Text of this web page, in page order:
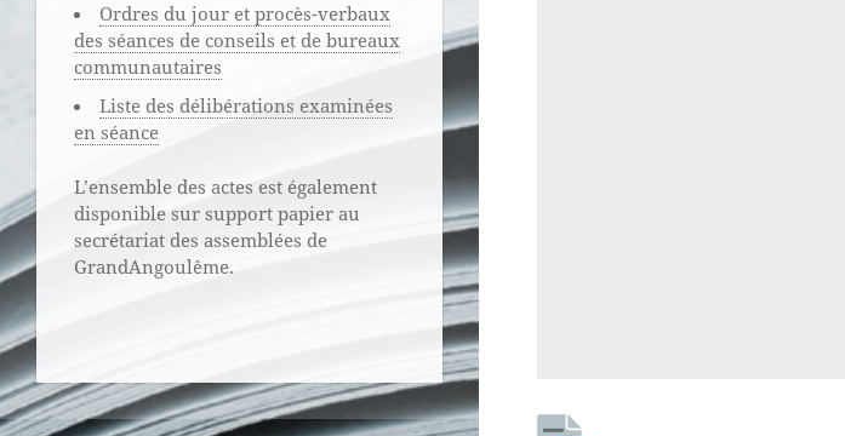
Ordres du jour et procès-verbaux
des séances de conseils et de bureaux
communautaires
Liste des délibérations examinées
en séance
L’ensemble des actes est également
disponible sur support papier au
secrétariat des assemblées de
GrandAngoulême.